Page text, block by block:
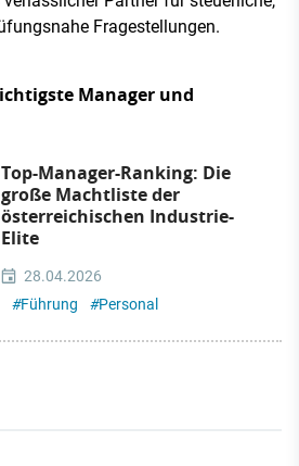
Fragestellungen.
Manager und
Top-Manager-Ranking: Die
große Machtliste der
österreichischen Industrie-
Elite
28.04.2026
#Führung #Personal